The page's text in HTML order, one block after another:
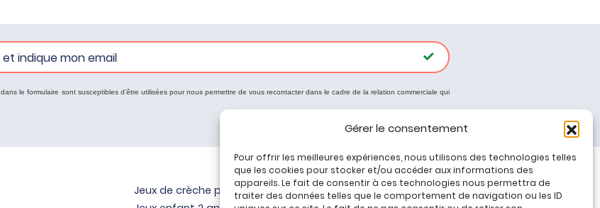
Gérer le consentement
Pour offrir les meilleures expériences, nous utilisons des technologies telles
que les cookies pour stocker et/ou accéder aux informations des
appareils. Le fait de consentir à ces technologies nous permettra de
traiter des données telles que le comportement de navigation ou les ID
et indique mon email
le formulaire sont susceptibles d'être utilisées pour nous permettre de vous recontacter dans le cadre de la relation commerciale qui
Jeux de crèche pour bébé
Tous nos produits